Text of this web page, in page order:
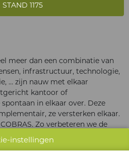
STAND 1175
meer dan een combinatie van
infrastructuur, technologie,
… zijn nauw met elkaar
kantoor of
in elkaar over. Deze
ze versterken elkaar.
Zo verbeteren we de
voor elke werknemer.
instellingen